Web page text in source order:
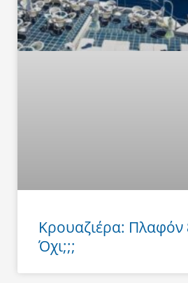
Κρουαζιέρα: Πλαφόν
Όχι;;;